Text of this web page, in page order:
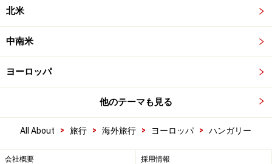
北米
中南米
ヨーロッパ
他のテーマも見る
All About > 旅行 > 海外旅行 > ヨーロッパ > ハンガリー
会社概要 採用情報